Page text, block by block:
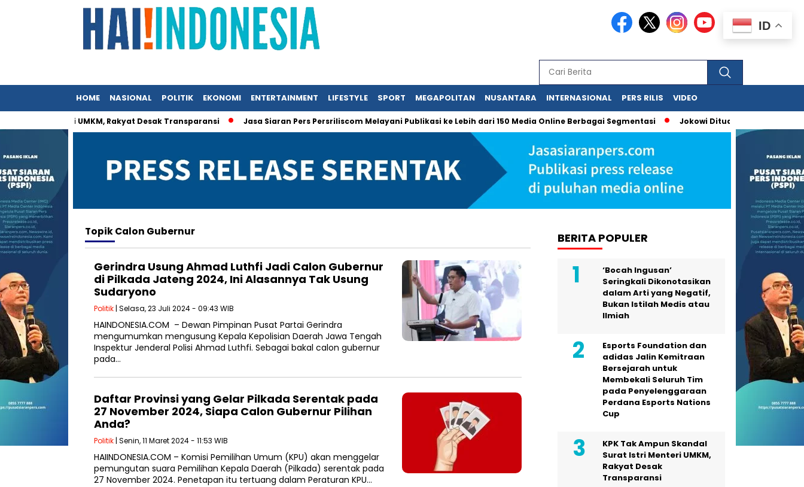
HOME NASIONAL POLITIK EKONOMI ENTERTAINMENT LIFESTYLE SPORT MEGAPOLITAN NUSANTARA INTERNASIONAL PERS RILIS VIDEO
Istri Menteri UMKM, Rakyat Desak Transparansi Jasa Siaran Pers Persriliscom Melayani Publikasi ke Lebih dari 150 Media Online Berbagai Segmentasi Jokowi Dituduh Palsukan Ijazah,
TopikCalon Gubernur
Gerindra Usung Ahmad Luthfi Jadi Calon Gubernur
di Pilkada Jateng 2024, Ini Alasannya Tak Usung
Sudaryono
Politik | Selasa, 23 Juli 2024 - 09:43 WIB
HAINDONESIA.COM – Dewan Pimpinan Pusat Partai Gerindra
mengumumkan mengusung Kepala Kepolisian Daerah Jawa Tengah
Inspektur Jenderal Polisi Ahmad Luthfi. Sebagai bakal calon gubernur
pada…
Daftar Provinsi yang Gelar Pilkada Serentak pada
27 November 2024, Siapa Calon Gubernur Pilihan
Anda?
Politik | Senin, 11 Maret 2024 - 11:53 WIB
HAIINDONESIA.COM – Komisi Pemilihan Umum (KPU) akan menggelar
pemungutan suara Pemilihan Kepala Daerah (Pilkada) serentak pada
27 November 2024. Penetapan itu tertuang dalam Peraturan KPU…
BERITA POPULER
‘Bocah Ingusan’
Seringkali Dikonotasikan
dalam Arti yang Negatif,
Bukan Istilah Medis atau
Ilmiah
Esports Foundation dan
adidas Jalin Kemitraan
Bersejarah untuk
Membekali Seluruh Tim
pada Penyelenggaraan
Perdana Esports Nations
Cup
KPK Tak Ampun Skandal
Surat Istri Menteri UMKM,
Rakyat Desak
Transparansi
ID